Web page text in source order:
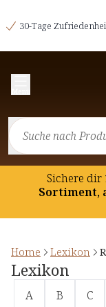
30-Tage
Sichere dir
Sortiment,
Home Lexikon R
Lexikon
A B C